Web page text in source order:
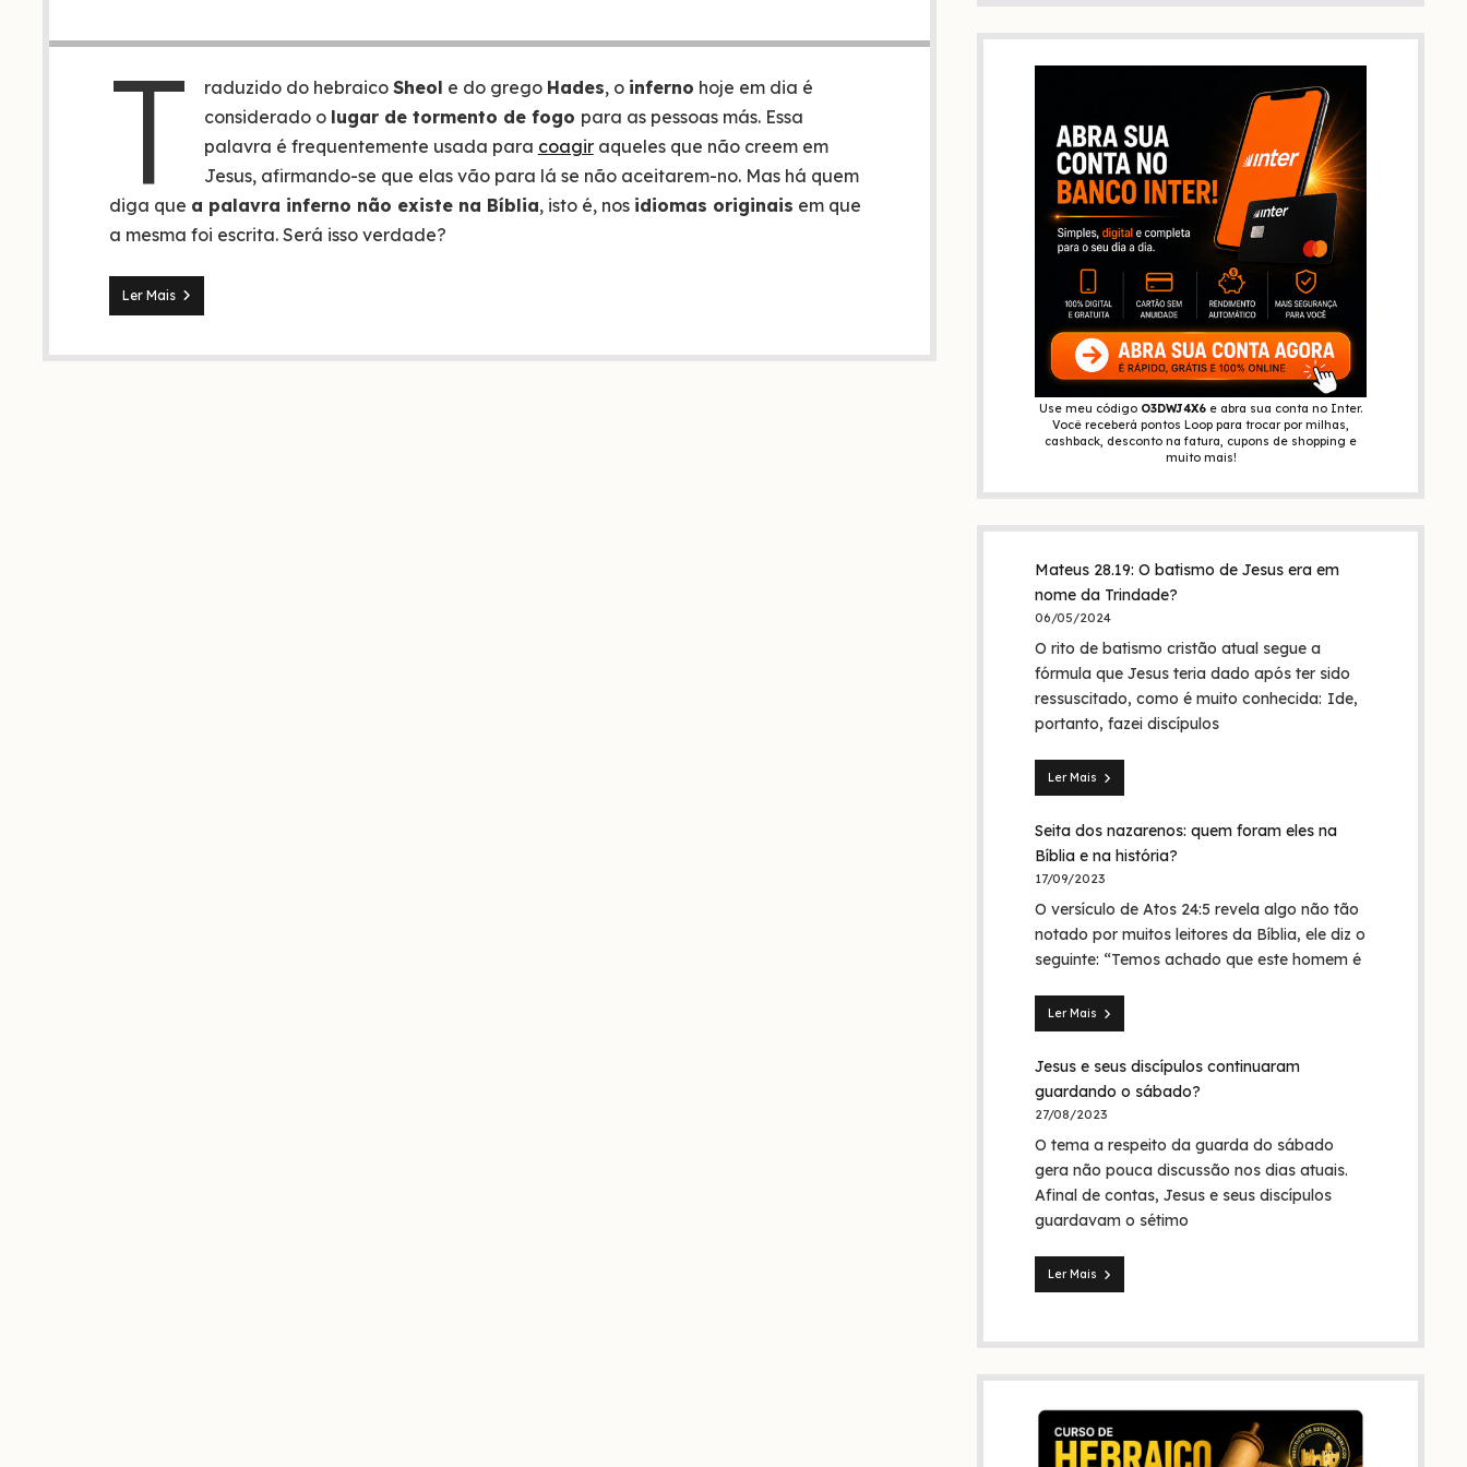
T raduzido do hebraico Sheol e do grego Hades, o inferno hoje em dia é
considerado o lugar de tormento de fogo para as pessoas más. Essa
palavra é frequentemente usada para coagiraqueles que não creem em
Jesus, afirmando-se que elas vão para lá se não aceitarem-no. Mas há quem
diga que a palavra inferno não existe na Bíblia, isto é, nos idiomas originais em que
a mesma foi escrita. Será isso verdade?
Ler MaisO
que
o
Use meu código O3DWJ4X6 e abra sua conta no Inter.
Você receberá pontos Loop para trocar por milhas,
cashback, desconto na fatura, cupons de shopping e
muito mais!
Mateus 28.19: O batismo de Jesus era em
nome da Trindade?
06/05/2024
O rito de batismo cristão atual segue a
fórmula que Jesus teria dado após ter sido
ressuscitado, como é muito conhecida: Ide,
portanto, fazei discípulos
Ler Mais
Mateus
O
batismo
de
era
em
nome
da
Seita dos nazarenos: quem foram eles na
Bíblia e na história?
17/09/2023
O versículo de Atos 24:5 revela algo não tão
notado por muitos leitores da Bíblia, ele diz o
seguinte: “Temos achado que este homem é
Ler Mais
Seita
nazarenos:
quem
foram
na
Bíblia
e
história?
Jesus e seus discípulos continuaram
guardando o sábado?
27/08/2023
O tema a respeito da guarda do sábado
gera não pouca discussão nos dias atuais.
Afinal de contas, Jesus e seus discípulos
guardavam o sétimo
Ler Mais
Jesus
o
sábado?